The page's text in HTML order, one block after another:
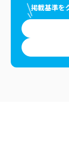
掲載基準を